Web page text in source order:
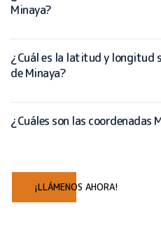
Minaya?
¿Cuál es la latitud y longitud
de Minaya?
¿Cuáles son las coordenadas
¡LLÁMENOS AHORA!